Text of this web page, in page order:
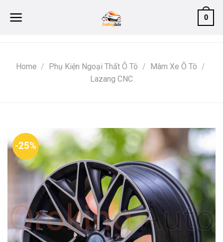
0
Home / Phụ Kiện Ngoại Thất Ô Tô / Mâm Xe Ô Tô /
Lazang CNC
-25%